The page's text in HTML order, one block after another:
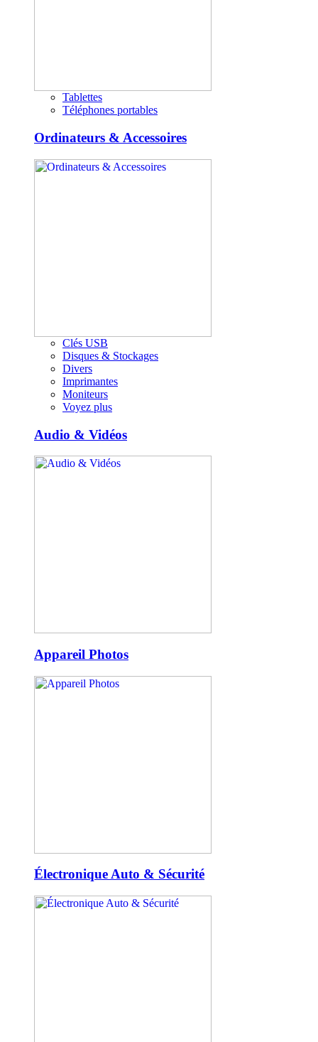
Tablettes
Téléphones portables
Ordinateurs & Accessoires
Clés USB
Disques & Stockages
Divers
Imprimantes
Moniteurs
Voyez plus
Audio & Vidéos
Appareil Photos
Électronique Auto & Sécurité